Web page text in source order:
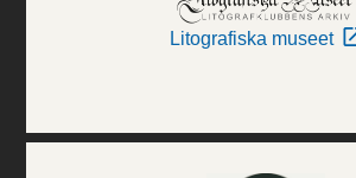
Litografiska museet